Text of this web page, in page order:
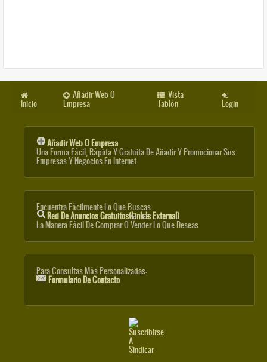
Inicio
Añadir Web O
Empresa
Vista
Tablón Login
Añadir Web O Empresa
Una Forma Fácil, Rápida Y Gratuita De Añadir Y Promocionar Sus
Empresas Y Negocios En Internet.
Encuentra Fácilmente Lo Que Buscas.
Red De Anuncios Gratuitos(link Is External)
La Manera Fácil De Comprar O Vender Lo Que Deseas.
Para Consultas Más Personalizadas:
Formulario De Contacto